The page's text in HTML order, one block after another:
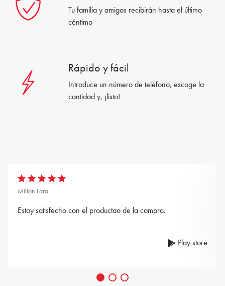
Tu familia y amigos recibirán hasta el último
céntimo
Rápido y fácil
Introduce un número de teléfono, escoge la
cantidad y, ¡listo!
Milton Lara
Estoy satisfecho con el productao de la compra.
Play store